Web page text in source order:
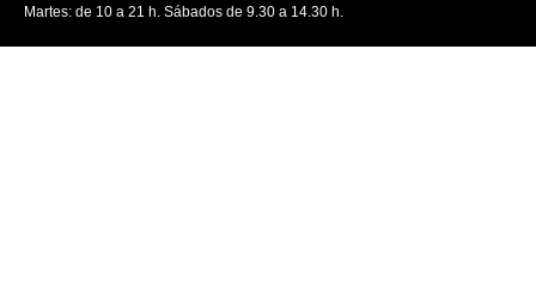
Martes: de 10 a 21 h. Sábados de 9.30 a 14.30 h.